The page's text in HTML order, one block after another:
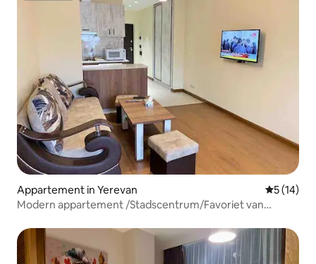
Appartement in Yerevan
5 (14)
Modern appartement /Stadscentrum/Favoriet van